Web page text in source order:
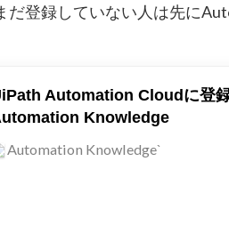
登録していない人は先に
Automation Cloudに登
Knowledge
Automation Knowledge`